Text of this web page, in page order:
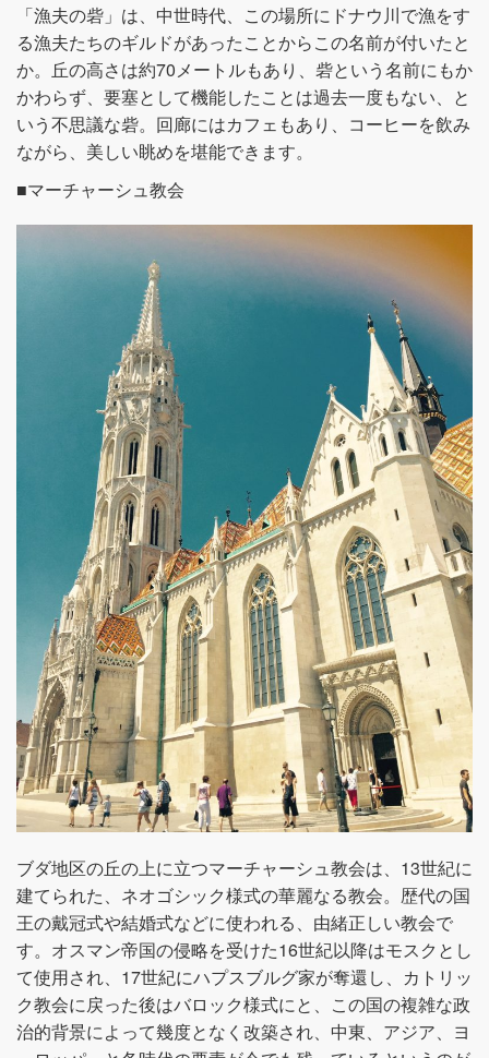
「漁夫の砦」は、中世時代、この場所にドナウ川で漁をす
る漁夫たちのギルドがあったことからこの名前が付いたと
か。丘の高さは約70メートルもあり、砦という名前にもか
かわらず、要塞として機能したことは過去一度もない、と
いう不思議な砦。回廊にはカフェもあり、コーヒーを飲み
ながら、美しい眺めを堪能できます。
■マーチャーシュ教会
ブダ地区の丘の上に立つマーチャーシュ教会は、13世紀に
建てられた、ネオゴシック様式の華麗なる教会。歴代の国
王の戴冠式や結婚式などに使われる、由緒正しい教会で
す。オスマン帝国の侵略を受けた16世紀以降はモスクとし
て使用され、17世紀にハプスブルグ家が奪還し、カトリッ
ク教会に戻った後はバロック様式にと、この国の複雑な政
治的背景によって幾度となく改築され、中東、アジア、ヨ